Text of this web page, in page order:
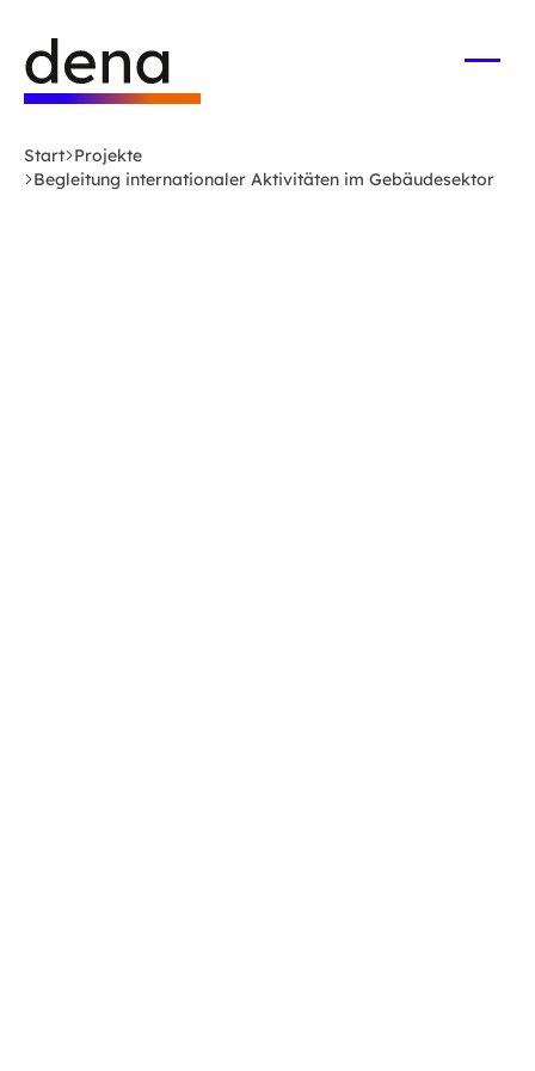
Hauptinhalt
springen
Deutsche
Energie-
Agentur
-
Start Projekte
Begleitung internationaler Aktivitäten im Gebäudesektor